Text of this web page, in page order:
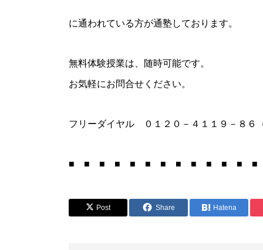
に通われている方が通塾しております。
無料体験授業は、随時可能です。
お気軽にお問合せください。
フリーダイヤル ０１２０－４１１９－８６
■ ■ ■ ■ ■ ■ ■ ■ ■ ■ ■ ■ ■
Post Share Hatena